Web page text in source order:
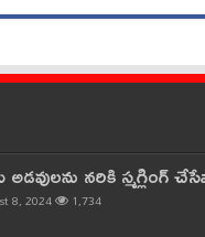
అడవులను నరికి
8, 2024 1,734